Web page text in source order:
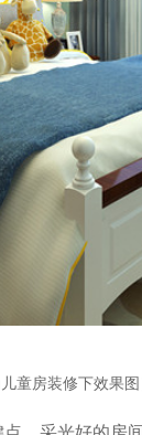
儿童房装修下效果图